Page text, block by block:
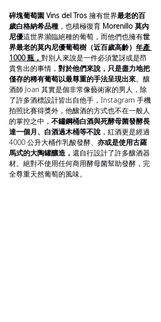
碎塊葡萄園 Vins del Tros 擁有世界最老的百
歲白格納希品種 ，也積極復育 Morenillo 莫內
尼優這世界瀕臨絕種的葡萄，而他們也擁有世
界最老的莫內尼優葡萄樹（近百歲高齡） 年產
1000 瓶， 對別人來說是一件必須驚訝或是昂
貴售出的事情， 對於他們來說，只是盡力地把
僅存的稀有葡萄以最尊重的手法呈現出來。釀
酒師 Joan 其實是個非常像藝術家的男人，除
了許多酒標設計皆出自他手，Instagram 手機
拍照比賽得獎外，他釀酒的方式也不在一般人
的掌控之中， 不鏽鋼桶白酒與死酵母菌發酵長
達一個月、白酒過木桶等不說 ，紅酒更是經過
4000 公升大桶作乳酸發酵、 亦或是使用古羅
馬式的大陶罐釀造， 還自行設計了許多釀酒器
材。絕對不使用任何商用酵母菌幫助發酵，完
全尊重天然葡萄的風味。